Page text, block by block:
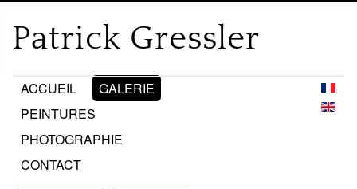
ACCUEIL
GALERIE
PEINTURES
PHOTOGRAPHIE
CONTACT